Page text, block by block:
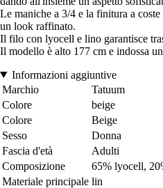
Le maniche a 3/4 e la finitura a
un look raffinato.
Il filo con lyocell e lino garantisce
Il modello è alto 177 cm e indossa
Informazioni aggiuntive
Marchio
Tatuum
Colore
beige
Colore
Beige
Sesso
Donna
Fascia d'età
Adulti
Composizione
65% lyocell,
Materiale principale lin